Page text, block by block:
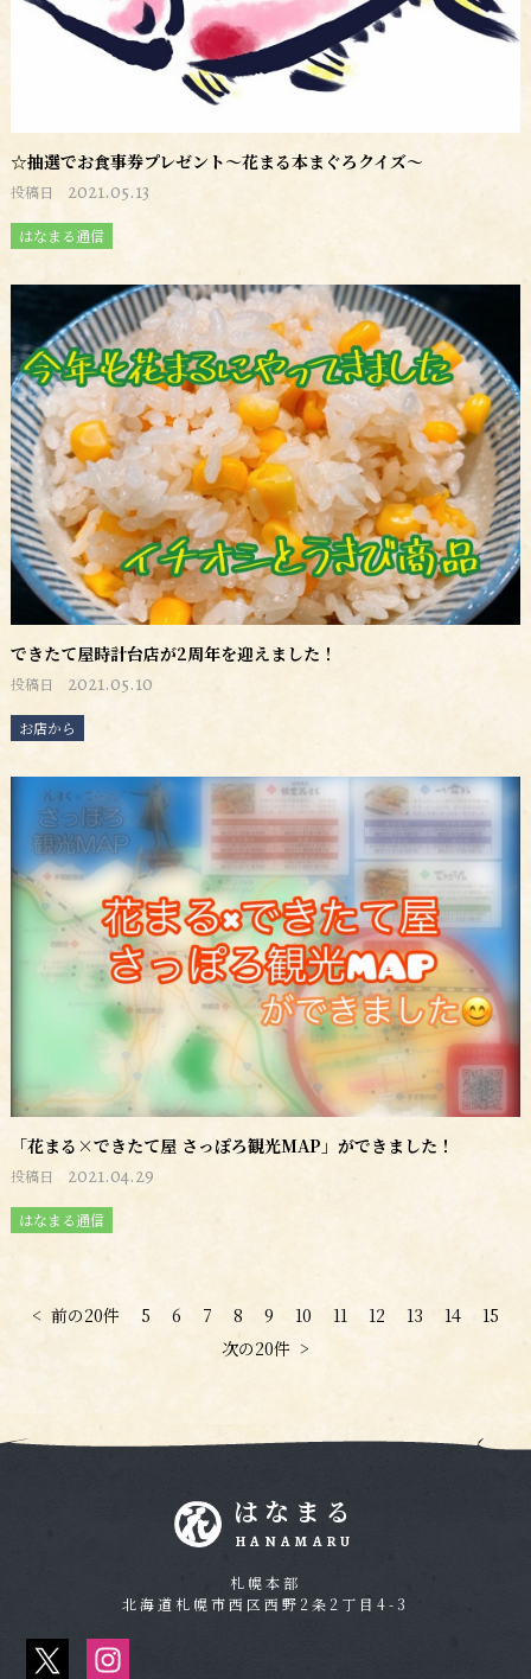
☆抽選でお食事券プレゼント～花まる本まぐろクイズ～
投稿日 2021.05.13
はなまる通信
できたて屋時計台店が2周年を迎えました！
投稿日 2021.05.10
お店から
「花まる×できたて屋 さっぽろ観光MAP」ができました！
投稿日 2021.04.29
はなまる通信
< 前の20件 5 6 7 8 9 10 11 12 13 14
15
次の20件 >
はなまる
HANAMARU
札幌本部
北海道札幌市西区西野2条2丁目4-3